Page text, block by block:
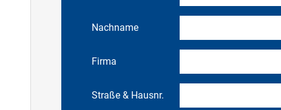
Nachname
Firma
Straße & Hausnr.